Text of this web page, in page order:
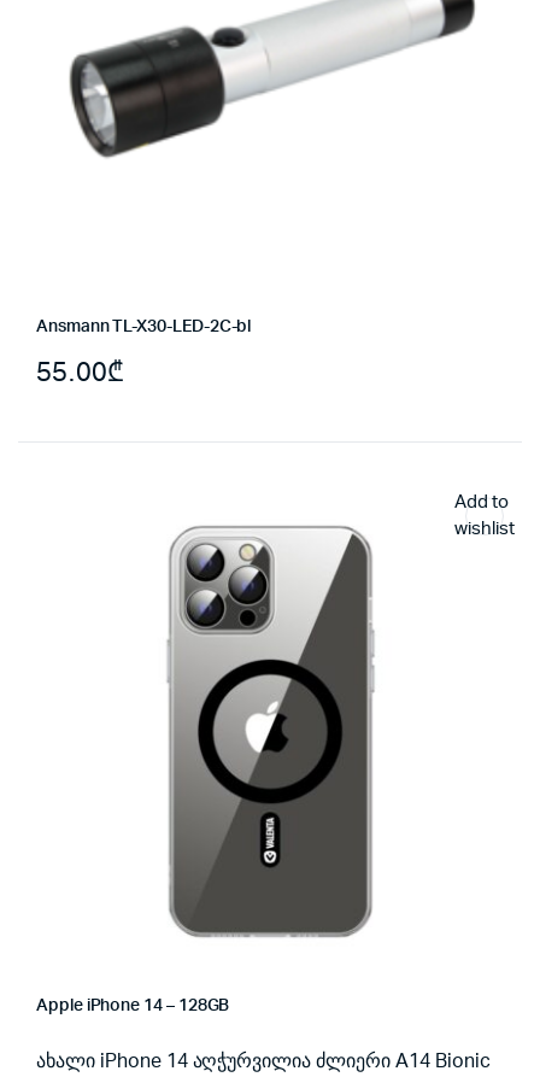
Ansmann TL-X30-LED-2C-bl
55.00₾
Add to
wishlist
Apple iPhone 14 – 128GB
ახალი iPhone 14 აღჭურვილია ძლიერი A14 Bionic